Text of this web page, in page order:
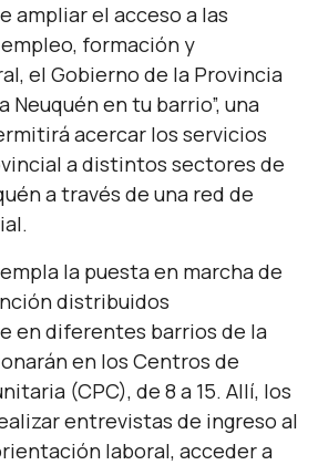
ampliar el acceso a las
formación y
el Gobierno de la Provincia
Neuquén en tu barrio”, una
acercar los servicios
a distintos sectores de
a través de una red de
la puesta en marcha de
distribuidos
en diferentes barrios de la
en los Centros de
(CPC), de 8 a 15. Allí, los
entrevistas de ingreso al
laboral, acceder a